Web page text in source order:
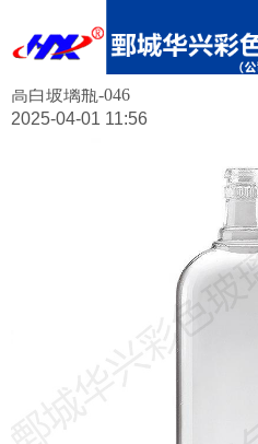
高白玻璃瓶-046
2025-04-01 11:56